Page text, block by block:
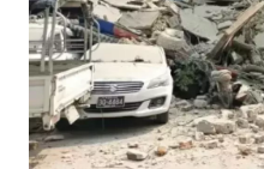
KESEHATAN
INTERNASIONAL